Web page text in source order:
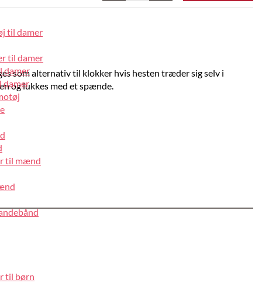
til damer
til damer
damer
damer
til mænd
til børn
som alternativ til klokker hvis hesten træder sig selv i
og lukkes med et spænde.